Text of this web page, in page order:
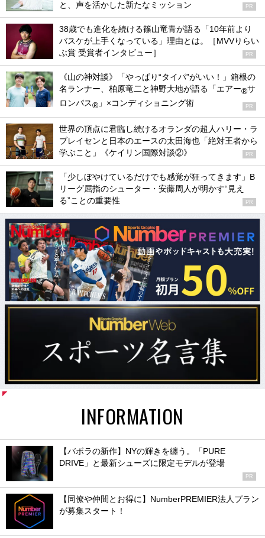
と、声を活かした新たなミッション
PR
38歳でも進化を続ける篠山竜青が語る「10年前より
バスケが上手くなっている」理由とは。［MVVりらい
ぶ賞 受賞者インタビュー］
PR
《山の神対談》「やっぱり“タイパ”がいい！」箱根の
名ランナー、柏原竜二と神野大地が語る「エアー®サ
ロンパス® 」×コンディショニング術 PR
世界の頂点に君臨し続けるオランダの超人ハリー・ラ
ブレイセンと日本のエースの太田海也「絶対王者から
学ぶこと」《ケイリン国際対談②》
PR
「少しぼやけているだけでも感覚が狂ってきます」B
リーグ屈指のシューター・安藤周人が明かす“見え
る”ことの重要性
PR
INFORMATION
【バボラの新作】NYの輝きを纏う。「PURE
DRIVE」と最新シューズに限定モデルが登場
PR
【同僚や仲間とお得に】NumberPREMIER法人プラン
が募集スタート！